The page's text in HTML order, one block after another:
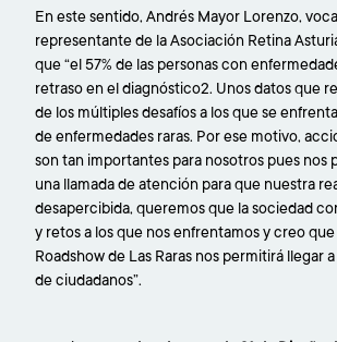
En este sentido, Andrés Mayor Lorenzo,
representante de la Asociación Retina
que “el 57% de las personas con
retraso en el diagnóstico2. Unos datos que
de los múltiples desafíos a los que se
de enfermedades raras. Por ese motivo,
son tan importantes para nosotros pues nos
una llamada de atención para que nuestra
desapercibida, queremos que la sociedad
y retos a los que nos enfrentamos y creo
Roadshow de Las Raras nos permitirá llegar
de ciudadanos”.